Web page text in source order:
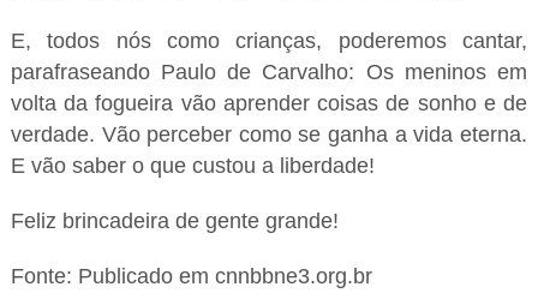
E, todos nós como crianças, poderemos cantar,
parafraseando Paulo de Carvalho: Os meninos em
volta da fogueira vão aprender coisas de sonho e de
verdade. Vão perceber como se ganha a vida eterna.
E vão saber o que custou a liberdade!
Feliz brincadeira de gente grande!
Fonte: Publicado em cnnbbne3.org.br